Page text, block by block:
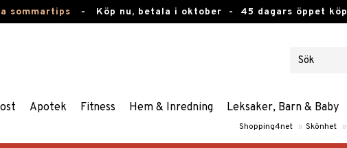
sommartips - Köp nu, betala i oktober - 45 dagars öppet köp
Apotek Fitness Hem & Inredning Leksaker, Barn & Baby
Shopping4net » Skönhet »